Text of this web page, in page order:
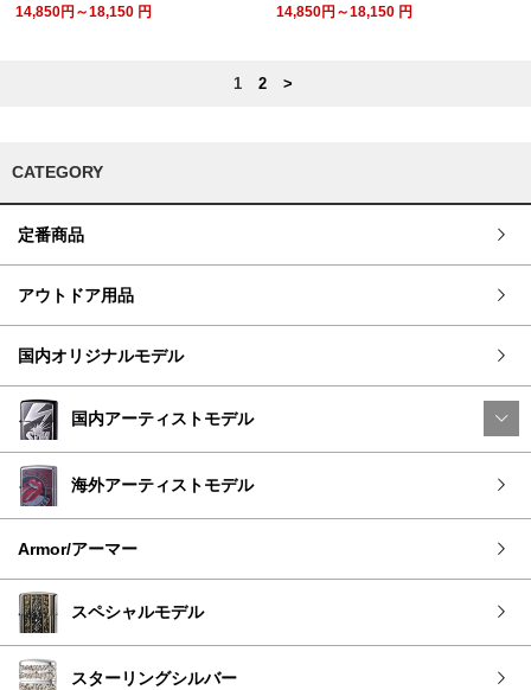
14,850円～18,150 円
14,850円～18,150 円
1 2 >
CATEGORY
定番商品
アウトドア用品
国内オリジナルモデル
国内アーティストモデル
海外アーティストモデル
Armor/アーマー
スペシャルモデル
スターリングシルバー